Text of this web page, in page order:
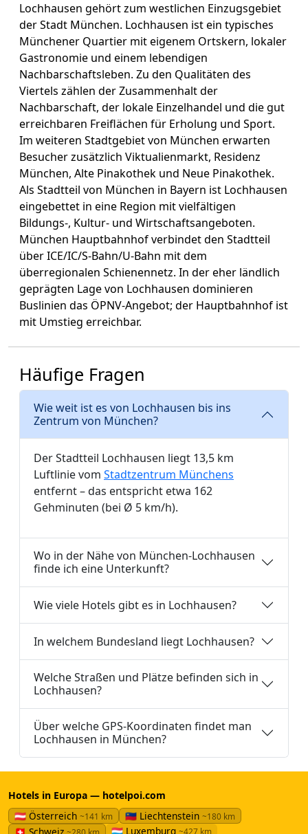
Lochhausen gehört zum westlichen Einzugsgebiet
der Stadt München. Lochhausen ist ein typisches
Münchener Quartier mit eigenem Ortskern, lokaler
Gastronomie und einem lebendigen
Nachbarschaftsleben. Zu den Qualitäten des
Viertels zählen der Zusammenhalt der
Nachbarschaft, der lokale Einzelhandel und die gut
erreichbaren Freiflächen für Erholung und Sport.
Im weiteren Stadtgebiet von München erwarten
Besucher zusätzlich Viktualienmarkt, Residenz
München, Alte Pinakothek und Neue Pinakothek.
Als Stadtteil von München in Bayern ist Lochhausen
eingebettet in eine Region mit vielfältigen
Bildungs-, Kultur- und Wirtschaftsangeboten.
München Hauptbahnhof verbindet den Stadtteil
über ICE/IC/S-Bahn/U-Bahn mit dem
überregionalen Schienennetz. In der eher ländlich
geprägten Lage von Lochhausen dominieren
Buslinien das ÖPNV-Angebot; der Hauptbahnhof ist
mit Umstieg erreichbar.
Häufige Fragen
Wie weit ist es von Lochhausen bis ins
Zentrum von München?
Der Stadtteil Lochhausen liegt 13,5 km
Luftlinie vom Stadtzentrum Münchens
entfernt – das entspricht etwa 162
Gehminuten (bei Ø 5 km/h).
Wo in der Nähe von München-Lochhausen
finde ich eine Unterkunft?
Wie viele Hotels gibt es in Lochhausen?
In welchem Bundesland liegt Lochhausen?
Welche Straßen und Plätze befinden sich in
Lochhausen?
Über welche GPS-Koordinaten findet man
Lochhausen in München?
Hotels in Europa — hotelpoi.com
🇦🇹 Österreich ~141 km 🇱🇮 Liechtenstein ~180 km
🇱🇺 Luxemburg ~427 km